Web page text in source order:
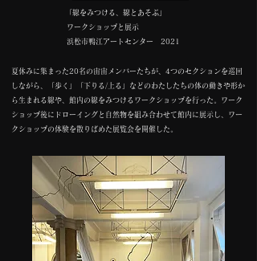
「線をみつける、線とあそぶ」
ワークショップと展示
浜松市鴨江アートセンター 2021
夏休みに集まった20名の宙宙メンバーたちが、4つのセクションを巡回
しながら、「歩く」「下りる/上る」などのわたしたちの体の動きや形か
ら生まれる線や、館内の線をみつけるワークショップを行った。ワーク
ショップ後にドローイングと自然物を組み合わせて館内に展示し、ワー
クショップの体験を散りばめた展覧会を開催した。